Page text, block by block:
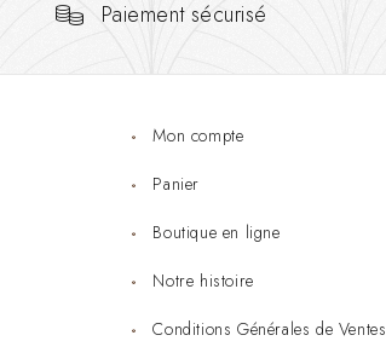
Paiement sécurisé
Mon compte
Panier
Boutique en ligne
Notre histoire
Conditions Générales de Ventes